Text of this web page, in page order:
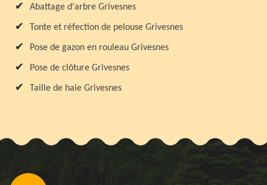
Abattage d'arbre Grivesnes
Tonte et réfection de pelouse Grivesnes
Pose de gazon en rouleau Grivesnes
Pose de clôture Grivesnes
Taille de haie Grivesnes